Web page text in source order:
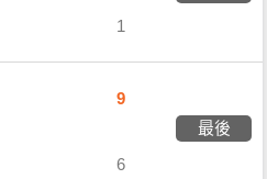
1
9
最後
6